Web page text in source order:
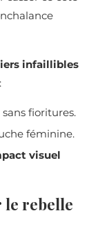
infaillibles
sans fioritures.
féminine.
visuel
le rebelle